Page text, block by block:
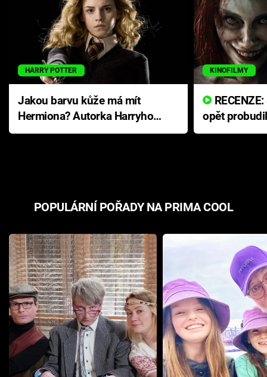
HARRY POTTER
Jakou barvu kůže má mít
Hermiona? Autorka Harryho
Pottera přišla s ráznou
KINOFILMY
opět
přichází s
POPULÁRNÍ POŘADY NA PRIMA COOL